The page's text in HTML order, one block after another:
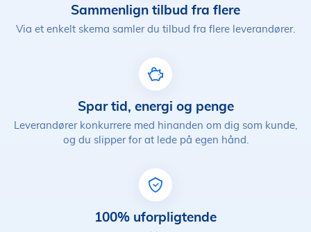
Sammenlign tilbud fra flere
Via et enkelt skema samler du tilbud fra flere leverandører.
Spar tid, energi og penge
Leverandører konkurrere med hinanden om dig som kunde,
og du slipper for at lede på egen hånd.
100% uforpligtende